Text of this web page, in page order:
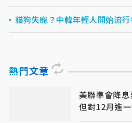
貓狗失寵？中韓年輕人開始流
熱門文章
美聯準會降
但對12月進